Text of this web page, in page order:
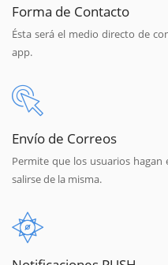
Forma de Contacto
Ésta será el medio directo de
app.
Envío de Correos
Permite que los usuarios
salirse de la misma.